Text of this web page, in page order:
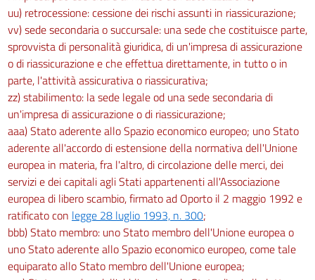
uu) retrocessione: cessione dei rischi assunti in riassicurazione;
vv) sede secondaria o succursale: una sede che costituisce parte,
sprovvista di personalità giuridica, di un'impresa di assicurazione
o di riassicurazione e che effettua direttamente, in tutto o in
parte, l'attività assicurativa o riassicurativa;
zz) stabilimento: la sede legale od una sede secondaria di
un'impresa di assicurazione o di riassicurazione;
aaa) Stato aderente allo Spazio economico europeo; uno Stato
aderente all'accordo di estensione della normativa dell'Unione
europea in materia, fra l'altro, di circolazione delle merci, dei
servizi e dei capitali agli Stati appartenenti all'Associazione
europea di libero scambio, firmato ad Oporto il 2 maggio 1992 e
ratificato con legge 28 luglio 1993, n. 300;
bbb) Stato membro: uno Stato membro dell'Unione europea o
uno Stato aderente allo Spazio economico europeo, come tale
equiparato allo Stato membro dell'Unione europea;